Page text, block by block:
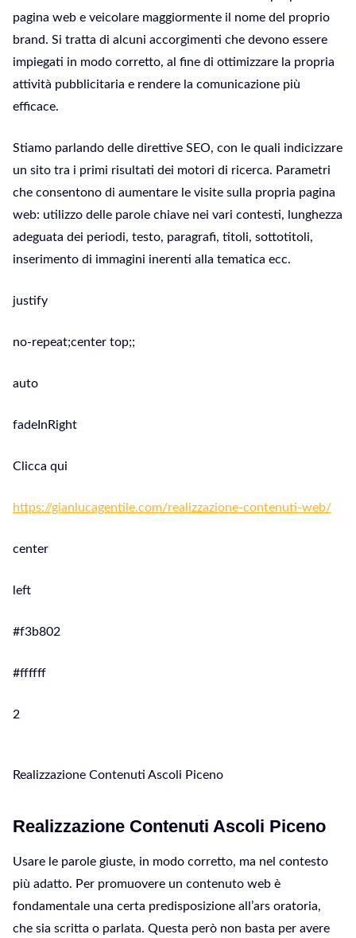
pagina web e veicolare maggiormente il nome del proprio
brand. Si tratta di alcuni accorgimenti che devono essere
impiegati in modo corretto, al fine di ottimizzare la propria
attività pubblicitaria e rendere la comunicazione più
efficace.
Stiamo parlando delle direttive SEO, con le quali indicizzare
un sito tra i primi risultati dei motori di ricerca. Parametri
che consentono di aumentare le visite sulla propria pagina
web: utilizzo delle parole chiave nei vari contesti, lunghezza
adeguata dei periodi, testo, paragrafi, titoli, sottotitoli,
inserimento di immagini inerenti alla tematica ecc.
justify
no-repeat;center top;;
auto
fadeInRight
Clicca qui
https://gianlucagentile.com/realizzazione-contenuti-web/
center
left
#f3b802
#ffffff
2
Realizzazione Contenuti Ascoli Piceno
Realizzazione Contenuti Ascoli Piceno
Usare le parole giuste, in modo corretto, ma nel contesto
più adatto. Per promuovere un contenuto web è
fondamentale una certa predisposizione all’ars oratoria,
che sia scritta o parlata. Questa però non basta per avere